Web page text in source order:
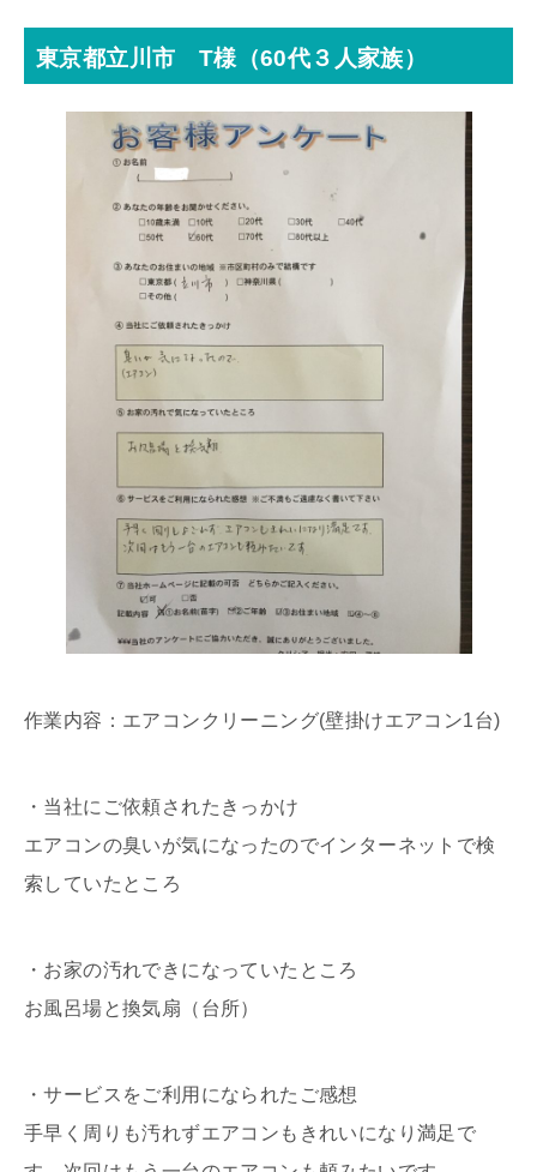
東京都立川市 T様（60代３人家族）
作業内容：エアコンクリーニング(壁掛けエアコン1台)
・当社にご依頼されたきっかけ
エアコンの臭いが気になったのでインターネットで検
索していたところ
・お家の汚れできになっていたところ
お風呂場と換気扇（台所）
・サービスをご利用になられたご感想
手早く周りも汚れずエアコンもきれいになり満足で